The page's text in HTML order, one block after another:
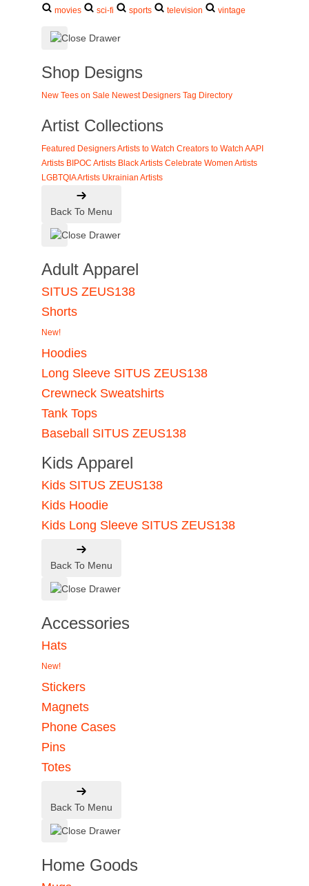
movies
sci-fi sports television vintage
Shop Designs
New Tees on Sale Newest Designers Tag Directory
Artist Collections
Featured DesignersArtists to Watch Creators to Watch AAPI
Artists BIPOC Artists Black Artists Celebrate Women Artists
LGBTQIA Artists Ukrainian Artists
Back To Menu
Adult Apparel
SITUS ZEUS138
Shorts
New!
Hoodies
Long Sleeve SITUS ZEUS138
Crewneck Sweatshirts
Tank Tops
Baseball SITUS ZEUS138
Kids Apparel
Kids SITUS ZEUS138
Kids Hoodie
Kids Long Sleeve SITUS ZEUS138
Back To Menu
Accessories
Hats
New!
Stickers
Magnets
Phone Cases
Pins
Totes
Back To Menu
Home Goods